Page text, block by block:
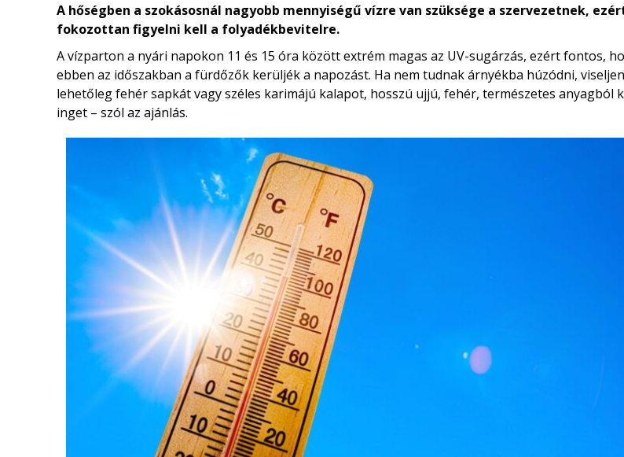
A hőségben a szokásosnál nagyobb mennyiségű vízre van szüksége a szervezetnek,
fokozottan figyelni kell a folyadékbevitelre.
A vízparton a nyári napokon 11 és 15 óra között extrém magas az UV-sugárzás, ezért fontos,
ebben az időszakban a fürdőzők kerüljék a napozást. Ha nem tudnak árnyékba húzódni,
lehetőleg fehér sapkát vagy széles karimájú kalapot, hosszú ujjú, fehér, természetes anyagból
inget – szól az ajánlás.